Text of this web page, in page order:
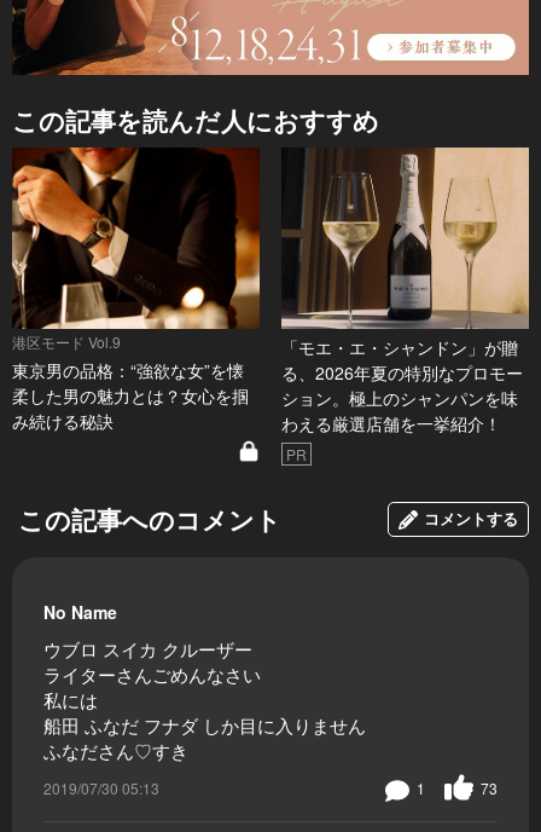
この記事を読んだ人におすすめ
港区モード Vol.9
東京男の品格：“強欲な女”を懐
柔した男の魅力とは？女心を掴
み続ける秘訣
「モエ・エ・シャンドン」が贈
る、2026年夏の特別なプロモー
ション。極上のシャンパンを味
わえる厳選店舗を一挙紹介！
PR
この記事へのコメント コメントする
No Name
ウブロ スイカ クルーザー
ライターさんごめんなさい
私には
船田 ふなだ フナダ しか目に入りません
ふなださん♡すき
2019/07/30 05:13 73
1